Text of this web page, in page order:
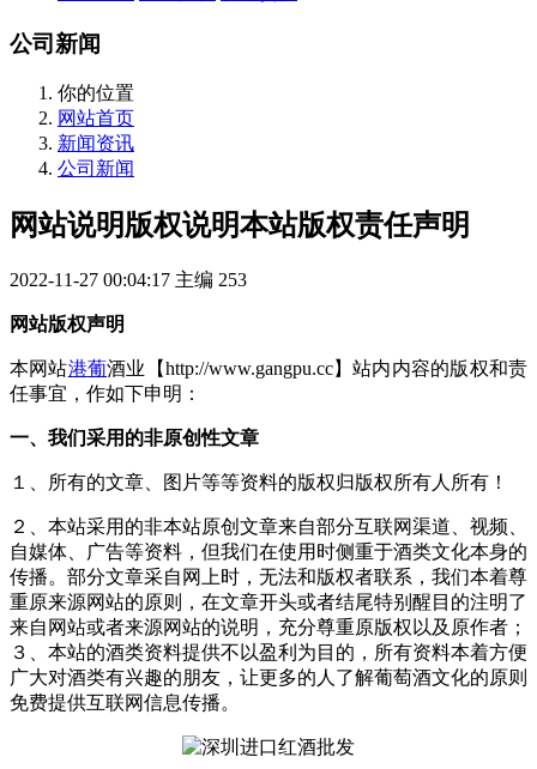
公司新闻
你的位置
网站首页
新闻资讯
公司新闻
网站说明版权说明本站版权责任声明
2022-11-27 00:04:17 主编 253
网站版权声明
本网站港葡酒业【http://www.gangpu.cc】站内内容的版权和责
任事宜，作如下申明：
一、我们采用的非原创性文章
１、所有的文章、图片等等资料的版权归版权所有人所有！
２、本站采用的非本站原创文章来自部分互联网渠道、视频、
自媒体、广告等资料，但我们在使用时侧重于酒类文化本身的
传播。部分文章采自网上时，无法和版权者联系，我们本着尊
重原来源网站的原则，在文章开头或者结尾特别醒目的注明了
来自网站或者来源网站的说明，充分尊重原版权以及原作者；
３、本站的酒类资料提供不以盈利为目的，所有资料本着方便
广大对酒类有兴趣的朋友，让更多的人了解葡萄酒文化的原则
免费提供互联网信息传播。